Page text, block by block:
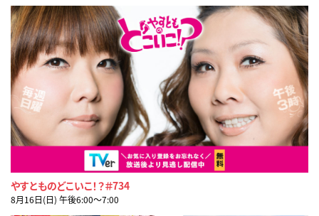
やすとものどこいこ！？＃734
8月16日(日) 午後6:00〜7:00